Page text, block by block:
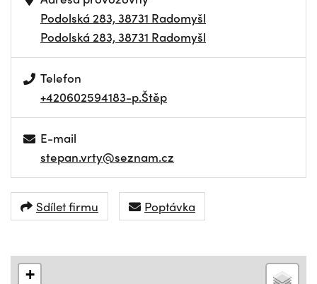
Podolská 283, 38731 Radomyšl
Podolská 283, 38731 Radomyšl
Telefon
+420602594183-p.Štěp
E-mail
stepan.vrty@seznam.cz
Sdílet firmu Poptávka
+